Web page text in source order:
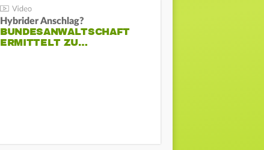
Hybrider Anschlag?
BUNDESANWALTSCHAFT
ERMITTELT ZU…